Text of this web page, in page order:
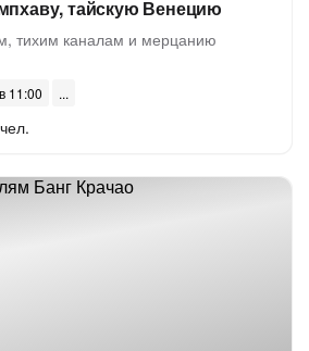
тайскую Венецию
тихим каналам и мерцанию
11:00